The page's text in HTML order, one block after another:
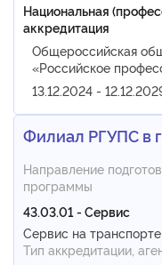
Национальная
аккредитация
Общероссийская
«Российское
13.12.2024 -
Филиал РГУПС в
Направление
программы
43.03.01 - Сервис
Сервис на транспорте
Тип аккредитации,